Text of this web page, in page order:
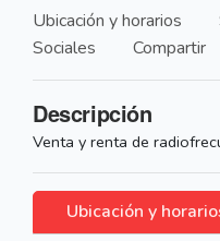
Ubicación y horarios
Sociales
Compartir
Descripción
Venta y renta de
Ubicación y